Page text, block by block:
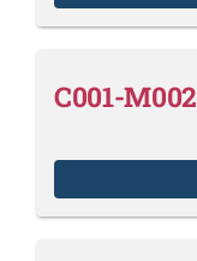
C001-M002